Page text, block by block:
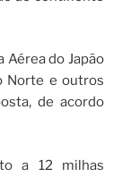
Aérea do Japão
Norte e outros
de acordo
a 12 milhas